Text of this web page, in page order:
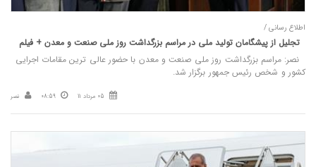
اطلاع رسانی /
تجلیل از پیشگامان تولید ملی در مراسم بزرگداشت روز ملی صنعت و معدن + فیلم
نصر: مراسم بزرگداشت روز ملی صنعت و معدن با حضور عالی‌ ترین مقامات اجرایی
کشور و شخص رئیس‌ جمهور برگزار شد.
05 مرداد 11 08:59 نصر